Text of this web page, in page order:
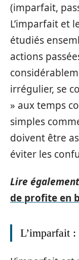
(imparfait,
L’imparfait et
étudiés
actions
irrégulier, se
» aux temps
simples
doivent être
éviter les
Lire
de profite en
L’imparfait :